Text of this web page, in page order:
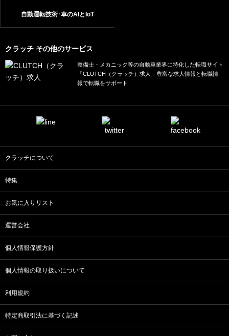
自動運転技術･車のAIとIoT
クラッチ その他のサービス
整備士・メカニック等の自動車業界に特化した転職サイト
「CLUTCH（クラッチ）求人」豊富な求人情報と転職情
報で転職をサポート
クラッチについて
特集
お気に入りリスト
運営会社
個人情報保護方針
個人情報の取り扱いについて
利用規約
特定商取引法に基づく記述